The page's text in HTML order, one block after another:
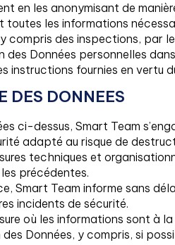
en les anonymisant de
toutes les informations
compris des inspections, par
Données personnelles
instructions fournies en
DES DONNEES
ci-dessus, Smart Team
adapté au risque de
techniques et
précédentes.
Smart Team informe sans
incidents de sécurité.
où les informations sont à
Données, y compris, si